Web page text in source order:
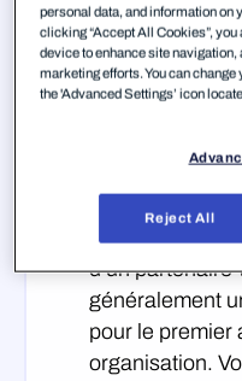
Vous devez
Account
Elements
WithSecure™
de figure :
Lorsque vous
d’un
généralement
pour le premier
organisation.
personal data, and information on
clicking “Accept All Cookies”,
device to enhance site
marketing efforts. You can
the 'Advanced Settings’ icon
Reject All